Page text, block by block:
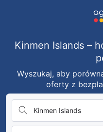
Kinmen Islands –
Wyszukaj, aby
oferty z
Kinmen Islands